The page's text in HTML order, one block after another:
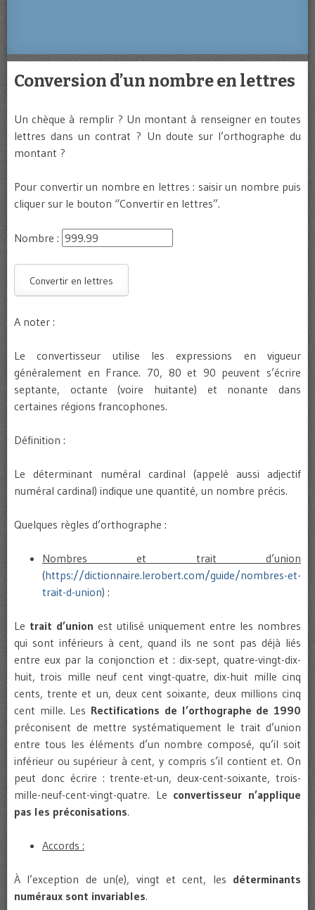
Conversion d’un nombre en lettres
Un chèque à remplir ? Un montant à renseigner en toutes
lettres dans un contrat ? Un doute sur l’orthographe du
montant ?
Pour convertir un nombre en lettres : saisir un nombre puis
cliquer sur le bouton “Convertir en lettres”.
Nombre :
A noter :
Le convertisseur utilise les expressions en vigueur
généralement en France. 70, 80 et 90 peuvent s’écrire
septante, octante (voire huitante) et nonante dans
certaines régions francophones.
Définition :
Le déterminant numéral cardinal (appelé aussi adjectif
numéral cardinal) indique une quantité, un nombre précis.
Quelques règles d’orthographe :
Nombres et trait d’union
(https://dictionnaire.lerobert.com/guide/nombres-et-
trait-d-union) :
Le trait d’union est utilisé uniquement entre les nombres
qui sont inférieurs à cent, quand ils ne sont pas déjà liés
entre eux par la conjonction et : dix-sept, quatre-vingt-dix-
huit, trois mille neuf cent vingt-quatre, dix-huit mille cinq
cents, trente et un, deux cent soixante, deux millions cinq
cent mille. Les Rectifications de l’orthographe de 1990
préconisent de mettre systématiquement le trait d’union
entre tous les éléments d’un nombre composé, qu’il soit
inférieur ou supérieur à cent, y compris s’il contient et. On
peut donc écrire : trente-et-un, deux-cent-soixante, trois-
mille-neuf-cent-vingt-quatre. Le convertisseur n’applique
pas les préconisations.
Accords :
À l’exception de un(e), vingt et cent, les déterminants
numéraux sont invariables.